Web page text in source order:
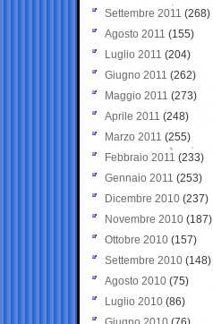
Settembre 2011 (268)
Agosto 2011 (155)
Luglio 2011 (204)
Giugno 2011 (262)
Maggio 2011 (273)
Aprile 2011 (248)
Marzo 2011 (255)
Febbraio 2011 (233)
Gennaio 2011 (253)
Dicembre 2010 (237)
Novembre 2010 (187)
Ottobre 2010 (157)
Settembre 2010 (148)
Agosto 2010 (75)
Luglio 2010 (86)